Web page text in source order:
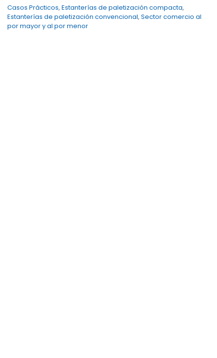
Casos Prácticos, Estanterías de paletización compacta,
Estanterías de paletización convencional, Sector comercio al
por mayor y al por menor